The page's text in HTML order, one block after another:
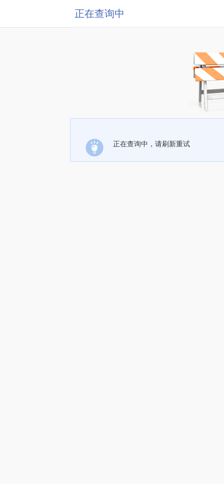
正在查询中
正在查询中，请刷新重试